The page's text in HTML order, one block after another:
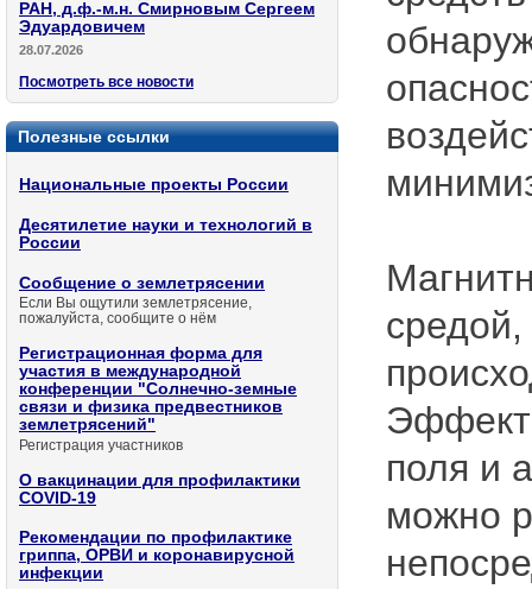
РАН, д.ф.-м.н. Смирновым Сергеем
Эдуардовичем
28.07.2026
Посмотреть все новости
Полезные ссылки
Национальные проекты России
Десятилетие науки и технологий в
России
Сообщение о землетрясении
Если Вы ощутили землетрясение,
пожалуйста, сообщите о нём
Регистрационная форма для
участия в международной
конференции "Солнечно-земные
связи и физика предвестников
землетрясений"
Регистрация участников
О вакцинации для профилактики
COVID-19
Рекомендации по профилактике
гриппа, ОРВИ и коронавирусной
инфекции
средой,
поля и
можно